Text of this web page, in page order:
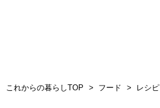
これからの暮らしTOP フード レシピ